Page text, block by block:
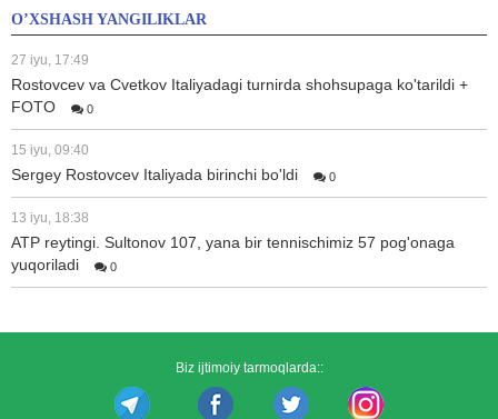
O’XSHASH YANGILIKLAR
27 iyu, 17:49
Rostovcev va Cvetkov Italiyadagi turnirda shohsupaga ko'tarildi +
FOTO
0
15 iyu, 09:40
Sergey Rostovcev Italiyada birinchi bo'ldi 0
13 iyu, 18:38
ATP reytingi. Sultonov 107, yana bir tennischimiz 57 pog'onaga
yuqoriladi
0
Biz ijtimoiy tarmoqlarda::